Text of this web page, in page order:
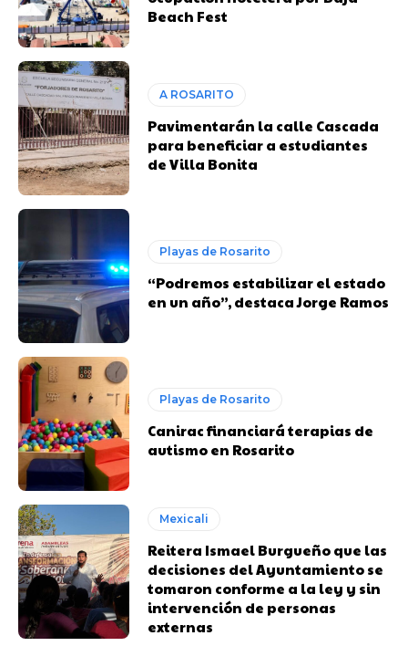
Beach Fest
A ROSARITO
Pavimentarán la calle Cascada
para beneficiar a estudiantes
de Villa Bonita
Playas de Rosarito
“Podremos estabilizar el estado
en un año”, destaca Jorge Ramos
Playas de Rosarito
Canirac financiará terapias de
autismo en Rosarito
Mexicali
Reitera Ismael Burgueño que las
decisiones del Ayuntamiento se
tomaron conforme a la ley y sin
intervención de personas
externas